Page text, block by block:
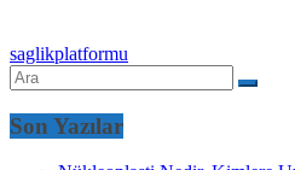
saglikplatformu
Son Yazılar